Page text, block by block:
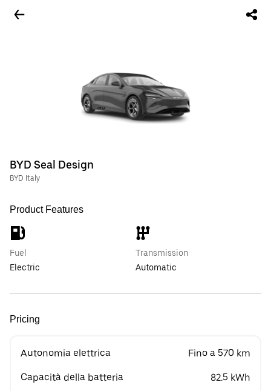
BYD Seal Design
BYD Italy
Product Features
Fuel
Electric
Transmission
Automatic
Pricing
Autonomia elettrica Fino a 570 km
Capacità della batteria 82.5 kWh